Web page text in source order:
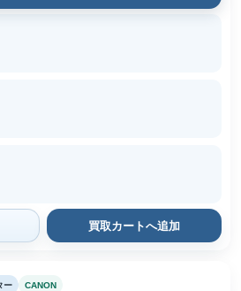
買取カートへ追加
ー CANON